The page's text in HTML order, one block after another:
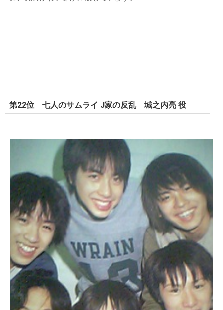
第22位 七人のサムライ J家の反乱 城之内亮 役